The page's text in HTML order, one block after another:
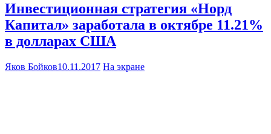
Инвестиционная стратегия «Норд
Капитал» заработала в октябре 11.21%
в долларах США
Яков Бойков10.11.2017 На экране